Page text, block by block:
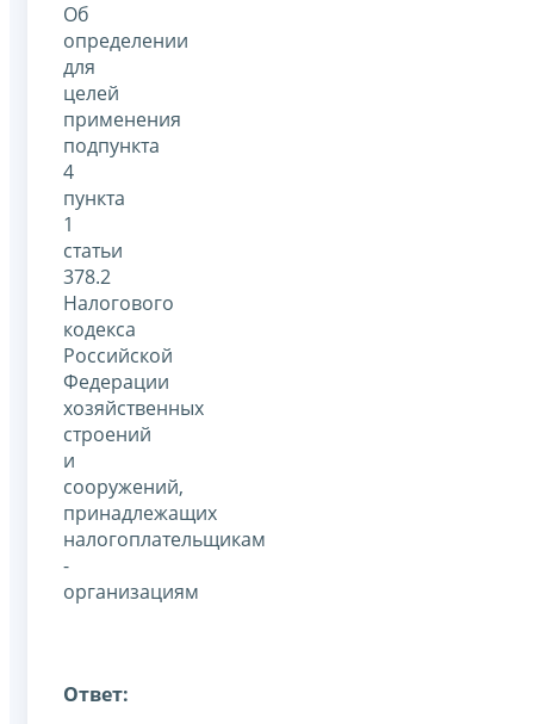
Об
определении
для
целей
применения
подпункта
4
пункта
1
статьи
378.2
Налогового
кодекса
Российской
Федерации
хозяйственных
строений
и
сооружений,
принадлежащих
налогоплательщикам
-
организациям
Ответ: